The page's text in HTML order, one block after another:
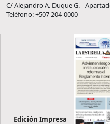
C/ Alejandro A. Duque G. -
Teléfono: +507 204-0000
Edición Impresa